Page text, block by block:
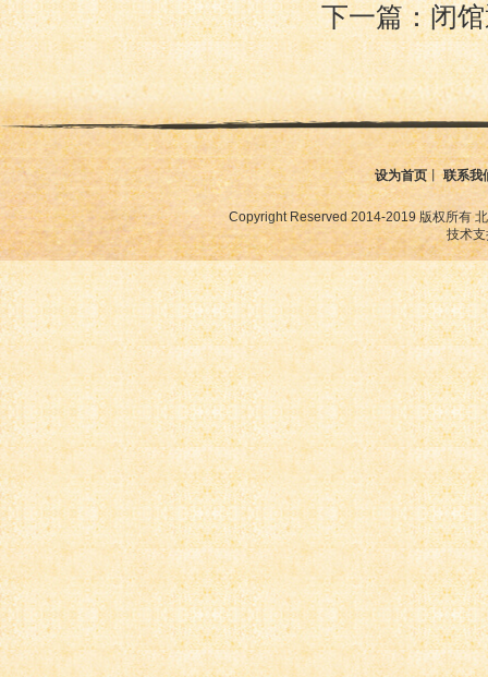
下一篇：闭
设为首页丨联系我
Copyright Reserved 2014-2019 版权所有
技术